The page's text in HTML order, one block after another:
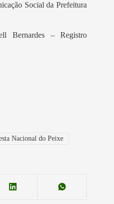
Social da Prefeitura
Bernardes – Registro
Nacional do Peixe